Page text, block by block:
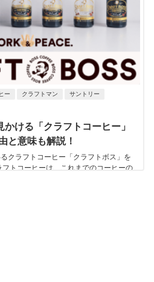
ー クラフトマン サントリー
ける「クラフトコーヒー」
と意味も解説！
クラフトコーヒー「クラフトボス」を
フトコーヒーは、これまでのコーヒーの